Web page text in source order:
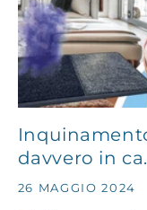
davvero in
26 MAGGIO 2024